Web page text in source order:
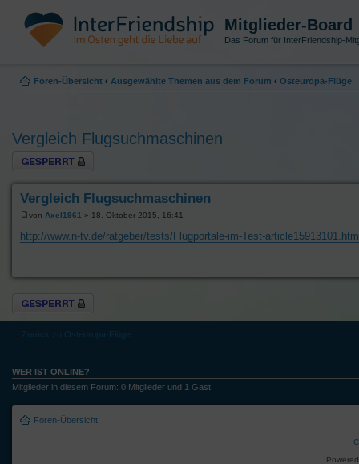
Mitglieder-Board
Das Forum für InterFriendship-
Foren-Übersicht ‹ Ausgewählte Themen aus dem Forum ‹ Osteuropa-Flüge
Vergleich Flugsuchmaschinen
Thema gesperrt
Vergleich Flugsuchmaschinen
von Axel1961 » 18. Oktober 2015, 16:41
http://www.n-tv.de/ratgeber/tests/Flugportale-im-Test-
Thema gesperrt
Zurück zu Osteuropa-Flüge
WER IST ONLINE?
Mitglieder in diesem Forum: 0 Mitglieder und 1 Gast
Foren-Übersicht